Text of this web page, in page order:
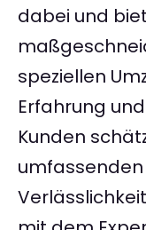
dabei und
speziellen
Erfahrung
Kunden
umfassenden